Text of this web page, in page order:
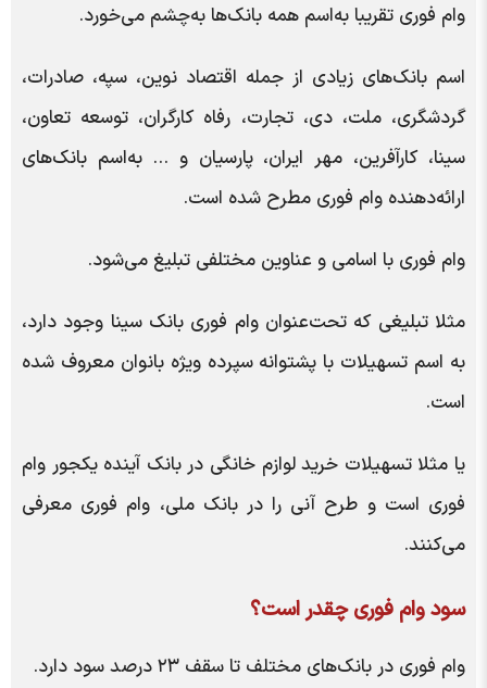
وام فوری تقریبا به‌اسم همه بانک‌ها به‌چشم می‌خورد.
اسم بانک‌های زیادی از جمله اقتصاد نوین، سپه، صادرات،
گردشگری، ملت، دی، تجارت، رفاه کارگران، توسعه تعاون،
سینا، کارآفرین، مهر ایران، پارسیان و … به‌اسم بانک‌های
ارائه‌دهنده وام فوری مطرح شده است.
وام فوری با اسامی و عناوین مختلفی تبلیغ می‌شود.
مثلا تبلیغی که تحت‌عنوان وام فوری بانک سینا وجود دارد،
به اسم تسهیلات با پشتوانه سپرده ویژه بانوان معروف شده
است.
یا مثلا تسهیلات خرید لوازم خانگی در بانک آینده یکجور وام
فوری است و طرح آنی را در بانک ملی، وام فوری معرفی
می‌کنند.
سود وام فوری چقدر است؟
وام فوری در بانک‌های مختلف تا سقف ۲۳ درصد سود دارد.